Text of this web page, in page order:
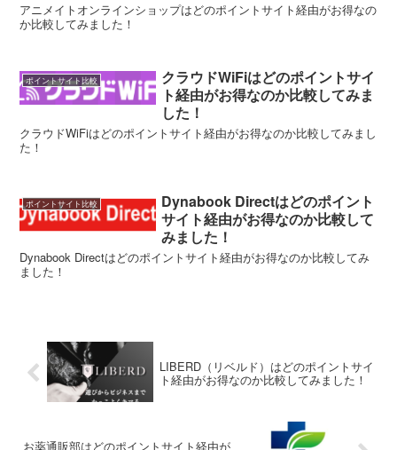
アニメイトオンラインショップはどのポイントサイト経由がお得なの
か比較してみました！
ポイントサイト比較
クラウドWiFiはどのポイントサイ
ト経由がお得なのか比較してみま
した！
クラウドWiFiはどのポイントサイト経由がお得なのか比較してみまし
た！
ポイントサイト比較
Dynabook Directはどのポイント
サイト経由がお得なのか比較して
みました！
Dynabook Directはどのポイントサイト経由がお得なのか比較してみ
ました！
LIBERD（リベルド）はどのポイントサイ
ト経由がお得なのか比較してみました！
お薬通販部はどのポイントサイト経由が